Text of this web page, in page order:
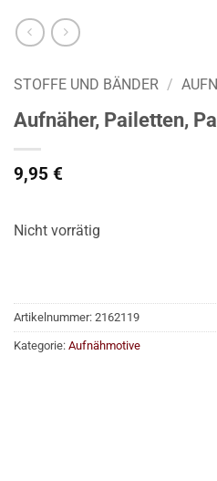
STOFFE UND BÄNDER /
Aufnäher, Pailetten,
9,95 €
Nicht vorrätig
Artikelnummer: 2162119
Kategorie: Aufnähmotive